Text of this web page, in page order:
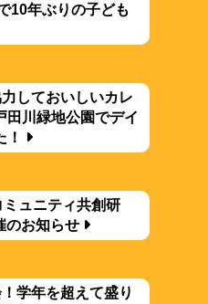
10年ぶりの子ども
力しておいしいカレ
田川緑地公園でデイ
！
ミュニティ共創研
お知らせ
学年を超えて盛り